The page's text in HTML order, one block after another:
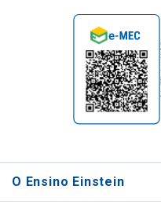
O Ensino Einstein